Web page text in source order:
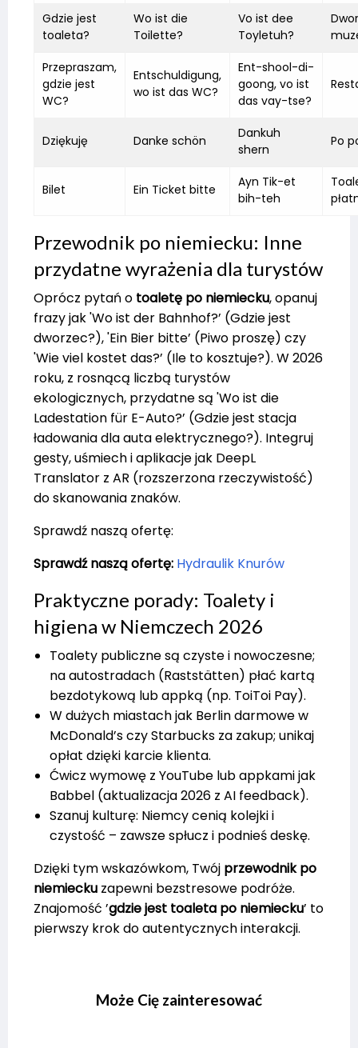
Gdzie jest
toaleta?
Wo ist die
Toilette?
Vo ist dee
Toyletuh?
Przepraszam,
gdzie jest
WC?
Entschuldigung,
wo ist das WC?
Ent-shool-di-
goong, vo ist
das vay-tse?
Dziękuję Danke schön
Dankuh
shern
Po
Bilet Ein Ticket bitte
Ayn Tik-et
bih-teh
Przewodnik po niemiecku: Inne
przydatne wyrażenia dla turystów
Oprócz pytań o toaletę po niemiecku, opanuj
frazy jak 'Wo ist der Bahnhof?’ (Gdzie jest
dworzec?), 'Ein Bier bitte’ (Piwo proszę) czy
'Wie viel kostet das?’ (Ile to kosztuje?). W 2026
roku, z rosnącą liczbą turystów
ekologicznych, przydatne są 'Wo ist die
Ladestation für E-Auto?’ (Gdzie jest stacja
ładowania dla auta elektrycznego?). Integruj
gesty, uśmiech i aplikacje jak DeepL
Translator z AR (rozszerzona rzeczywistość)
do skanowania znaków.
Sprawdź naszą ofertę:
Sprawdź naszą ofertę: Hydraulik Knurów
Praktyczne porady: Toalety i
higiena w Niemczech 2026
Toalety publiczne są czyste i nowoczesne;
na autostradach (Raststätten) płać kartą
bezdotykową lub appką (np. ToiToi Pay).
W dużych miastach jak Berlin darmowe w
McDonald’s czy Starbucks za zakup; unikaj
opłat dzięki karcie klienta.
Ćwicz wymowę z YouTube lub appkami jak
Babbel (aktualizacja 2026 z AI feedback).
Szanuj kulturę: Niemcy cenią kolejki i
czystość – zawsze spłucz i podnieś deskę.
Dzięki tym wskazówkom, Twój przewodnik po
niemiecku zapewni bezstresowe podróże.
Znajomość ’gdzie jest toaleta po niemiecku’ to
pierwszy krok do autentycznych interakcji.
Może Cię zainteresować